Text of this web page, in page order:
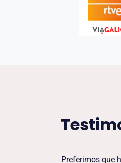
Preferimos que